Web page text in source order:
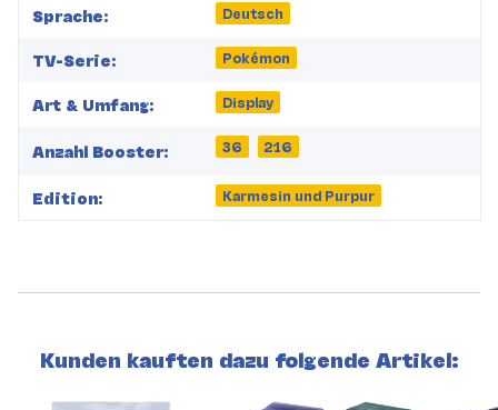
Produkteigenschaft
Wert
Sprache: Deutsch
TV-Serie: Pokémon
Art & Umfang: Display
Anzahl Booster: 36 216
Edition: Karmesin und Purpur
Kunden kauften dazu folgende Artikel: